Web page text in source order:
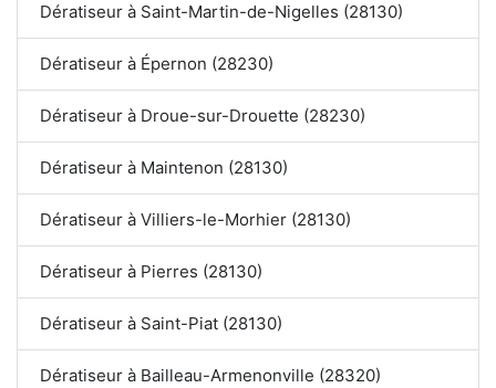
Dératiseur à Saint-Martin-de-Nigelles (28130)
Dératiseur à Épernon (28230)
Dératiseur à Droue-sur-Drouette (28230)
Dératiseur à Maintenon (28130)
Dératiseur à Villiers-le-Morhier (28130)
Dératiseur à Pierres (28130)
Dératiseur à Saint-Piat (28130)
Dératiseur à Bailleau-Armenonville (28320)